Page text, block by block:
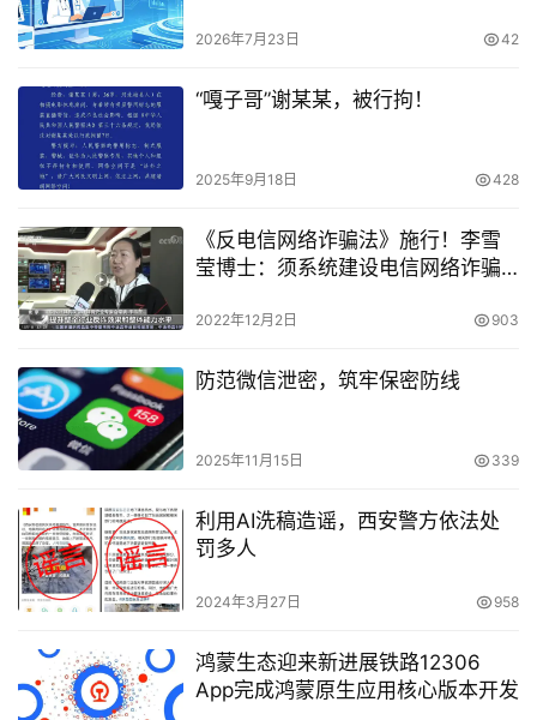
2026年7月23日 42
“嘎子哥”谢某某，被行拘！
2025年9月18日 428
《反电信网络诈骗法》施行！李雪
莹博士：须系统建设电信网络诈骗
2022年12月2日 903
防范微信泄密，筑牢保密防线
2025年11月15日 339
利用AI洗稿造谣，西安警方依法处
罚多人
2024年3月27日 958
鸿蒙生态迎来新进展铁路12306
App完成鸿蒙原生应用核心版本开发